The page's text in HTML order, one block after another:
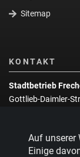
Sitemap
KONTAKT
Stadtbetrieb
Gottlieb-Daimler-
Zentrale:02234
Auf unserer
Einige